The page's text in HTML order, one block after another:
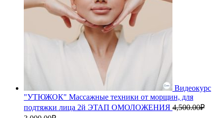
Видеокурс
"УТЮЖОК" Массажные техники от морщин, для
подтяжки лица 2й ЭТАП ОМОЛОЖЕНИЯ 4,500.00₽